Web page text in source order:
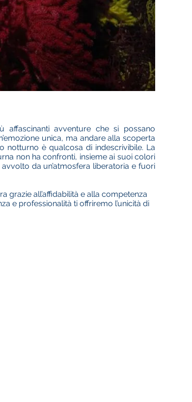
affascinanti avventure che si possano
unica, ma andare alla scoperta
è qualcosa di indescrivibile. La
non ha confronti, insieme ai suoi colori
da un’atmosfera liberatoria e fuori
grazie all’affidabilità e alla competenza
e professionalità ti offriremo l’unicità di